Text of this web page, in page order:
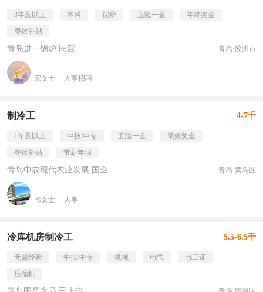
3年及以上 本科 锅炉 五险一金
年终奖金
餐饮补贴
青岛进一锅炉 民营 青岛·胶州市
宋女士 人事招聘
制冷工 4-7千
1年及以上 中技/中专 五险一金
绩效奖金
餐饮补贴
带薪年假
青岛中农现代农业发展 国企 青岛·黄岛区
韩女士 人事
冷库机房制冷工 5.5-6.5千
无需经验 中技/中专 机械 电气
电工证
压缩机